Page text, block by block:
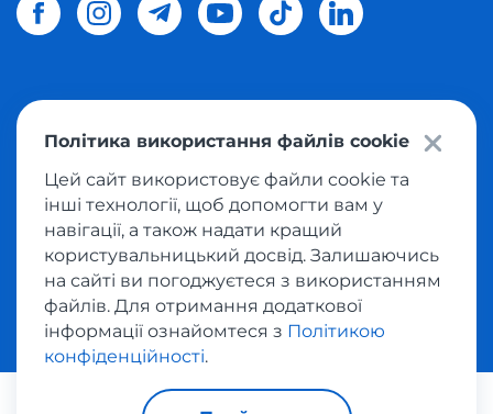
магазинів світу в Україну.Всі права захищені
Політика конфіденційності
Публічна оферта
Умови користування сервісом викупу товарів
Політика використання файлів cookie
Цей сайт використовує файли cookie та
інші технології, щоб допомогти вам у
навігації, а також надати кращий
користувальницький досвід. Залишаючись
на сайті ви погоджуєтеся з використанням
файлів. Для отримання додаткової
інформації ознайомтеся з Політикою
конфіденційності.